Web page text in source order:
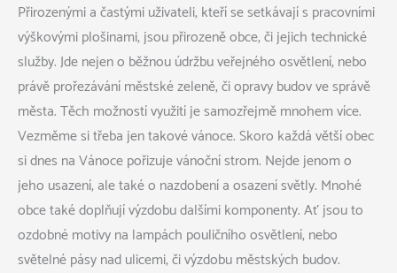
Přirozenými a častými uživateli, kteří se setkávají s pracovními
výškovýmiplošinami, jsou přirozeně obce, či jejich technické
služby. Jde nejen o běžnou údržbu veřejného osvětlení, nebo
právě prořezávání městské zeleně, či opravy budov ve správě
města. Těch možností využití je samozřejmě mnohem více.
Vezměme si třeba jen takové vánoce. Skoro každá větší obec
si dnes na Vánoce pořizuje vánoční strom. Nejde jenom o
jeho usazení, ale také o nazdobení a osazení světly. Mnohé
obce také doplňují výzdobu dalšími komponenty. Ať jsou to
ozdobné motivy na lampách pouličního osvětlení, nebo
světelné pásy nad ulicemi, či výzdobu městských budov.